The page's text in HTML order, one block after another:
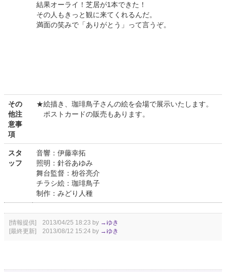
結果オーライ！芝居が1本できた！
その人もきっと観に来てくれるんだ。
満面の笑みで「ありがとう」って言うぞ。
その
他注
意事
項
★絵描き、珈琲鳥子さんの絵を会場で展示いたします。
ポストカードの販売もあります。
スタ
ッフ
音響：伊藤幸拓
照明：針谷あゆみ
舞台監督：枌谷亮介
チラシ絵：珈琲鳥子
制作：みどり人種
[情報提供] 2013/04/25 18:23 by →ゆき
[最終更新] 2013/08/12 15:24 by →ゆき